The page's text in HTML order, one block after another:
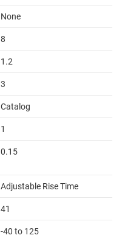
None
8
1.2
3
Catalog
1
0.15
Adjustable Rise Time
41
-40 to 125